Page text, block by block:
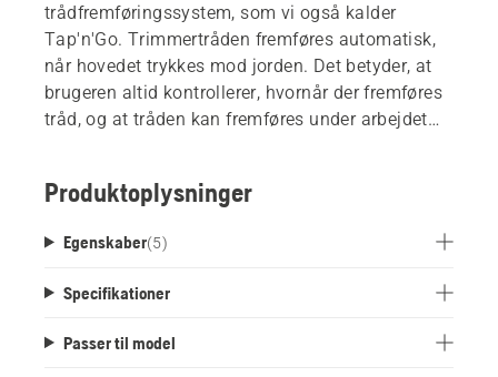
trådfremføringssystem, som vi også kalder
Tap'n'Go. Trimmertråden fremføres automatisk,
når hovedet trykkes mod jorden. Det betyder, at
brugeren altid kontrollerer, hvornår der fremføres
tråd, og at tråden kan fremføres under arbejdet
foregå.
Produktoplysninger
Egenskaber(5)
Specifikationer
Passer til model